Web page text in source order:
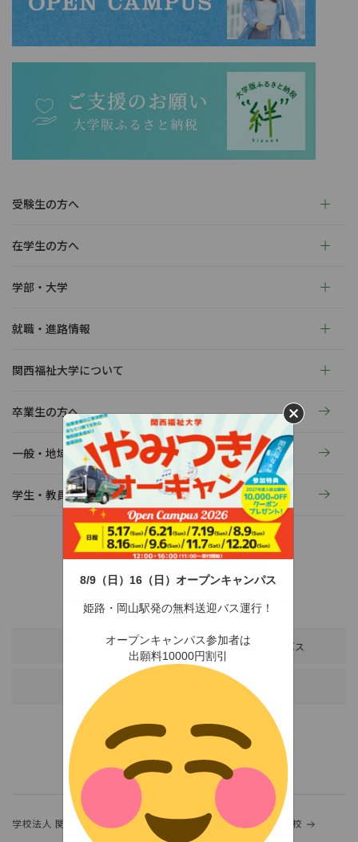
8/9（日）16（日）オープンキャンパス
姫路・岡山駅発の無料送迎バス運行！
オープンキャンパス参加者は
出願料10000円割引
受験生の方へ
在学生の方へ
学部・大学
就職・進路情報
関西福祉大学について
卒業生の方へ
一般・地域の方へ
学生・教員の活動
〒678-0255 兵庫県赤穂市新田380-3
TEL：0791-46-2525（代）FAX：0791-46-2526
アクセス スクールバス
学校法人 関西金光学園
金光大阪中学校・高等学校